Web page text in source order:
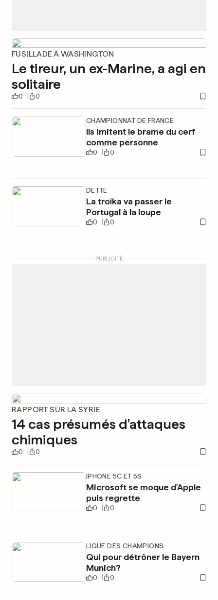
FUSILLADE À WASHINGTON
Le tireur, un ex-Marine, a agi en
solitaire
0 0
CHAMPIONNAT DE FRANCE
Ils imitent le brame du cerf
comme personne
0 0
DETTE
La troïka va passer le
Portugal à la loupe
0 0
PUBLICITÉ
RAPPORT SUR LA SYRIE
14 cas présumés d'attaques
chimiques
0 0
IPHONE 5C ET 5S
Microsoft se moque d'Apple
puis regrette
0 0
LIGUE DES CHAMPIONS
Qui pour détrôner le Bayern
Munich?
0 0